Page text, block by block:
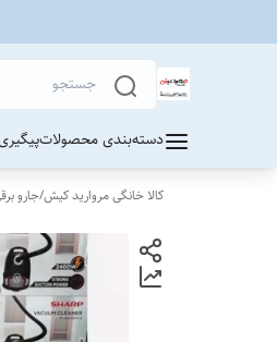
دسته‌بندی محصولات
کالا خانگی مروارید کیش/جارو